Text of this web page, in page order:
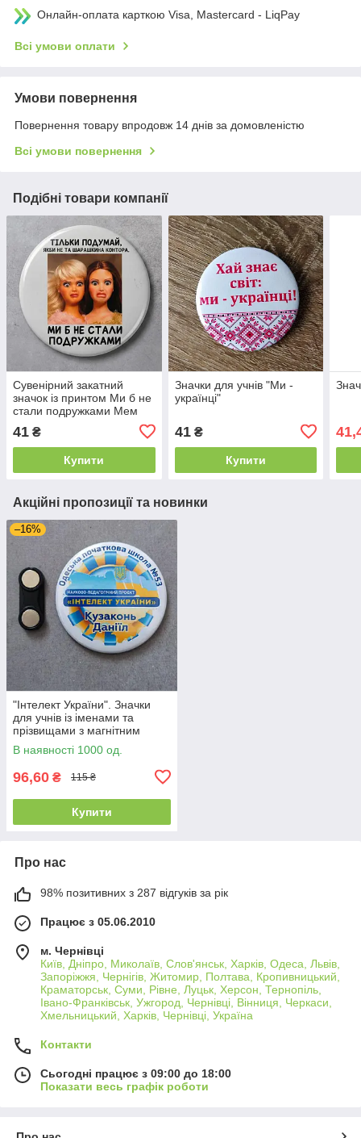
Онлайн-оплата карткою Visa, Mastercard - LiqPay
Всі умови оплати
Умови повернення
Повернення товару впродовж 14 днів за домовленістю
Всі умови повернення
Подібні товари компанії
Сувенірний закатний
значок із принтом Ми б не
стали подружками Мем
41 ₴
Купити
Значки для учнів "Ми -
українці"
41₴
Купити
Акційні пропозиції та новинки
–16%
"Інтелект України". Значки
для учнів із іменами та
прізвищами з магнітним
тримачем
В наявності 1000 од.
96,60 ₴ 115 ₴
Купити
Про нас
98% позитивних з 287 відгуків за рік
Працює з 05.06.2010
м. Чернівці
Київ, Дніпро, Миколаїв, Слов'янськ, Харків, Одеса, Львів,
Запоріжжя, Чернігів, Житомир, Полтава, Кропивницький,
Краматорськ, Суми, Рівне, Луцьк, Херсон, Тернопіль,
Івано-Франківськ, Ужгород, Чернівці, Вінниця, Черкаси,
Хмельницький, Харків, Чернівці, Україна
Контакти
Сьогодні працює з 09:00 до 18:00
Показати весь графік роботи